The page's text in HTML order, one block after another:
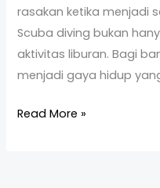
rasakan ketika menjadi
Scuba diving bukan
aktivitas liburan. Bagi
menjadi gaya hidup
Read More »